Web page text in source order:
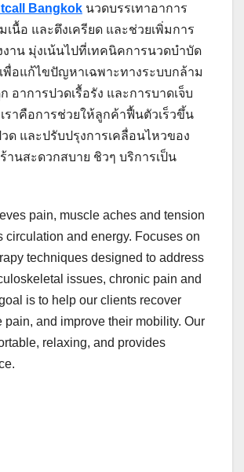
Bangkok นวดบรรเทาอาการ
เนื้อ และตึงเครียด และช่วยเพิ่มการ
งาน มุ่งเน้นไปที่เทคนิคการนวดบำบัด
พื่อแก้ไขปัญหาเฉพาะทางระบบกล้าม
อาการปวดเรื้อรัง และการบาดเจ็บ
ราคือการช่วยให้ลูกค้าฟื้นตัวเร็วขึ้น
ด และปรับปรุงการเคลื่อนไหวของ
ร้านสะดวกสบาย ชิวๆ บริการเป็น
pain, muscle aches and tension
circulation and energy. Focuses on
techniques designed to address
issues, chronic pain and
is to help our clients recover
pain, and improve their mobility. Our
relaxing, and provides